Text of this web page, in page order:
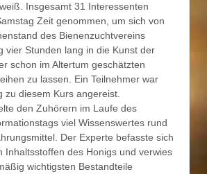
Insgesamt 31 Interessenten
Zeit genommen, um sich von
des Bienenzuchtvereins
vier Stunden lang in die Kunst der
schon im Altertum geschätzten
zu lassen. Ein Teilnehmer war
zu diesem Kurs angereist.
den Zuhörern im Laufe des
viel Wissenswertes rund
Der Experte befasste sich
Inhaltsstoffen des Honigs und verwies
wichtigsten Bestandteile